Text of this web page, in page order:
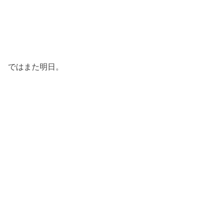
ではまた明日。